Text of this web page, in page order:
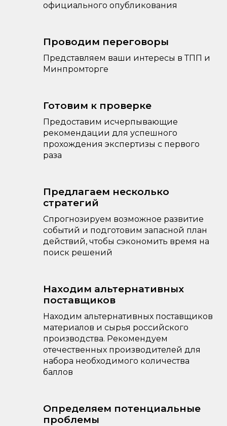
официального опубликования
Проводим переговоры
Представляем ваши интересы в ТПП и
Минпромторге
Готовим к проверке
Предоставим исчерпывающие
рекомендации для успешного
прохождения экспертизы с первого
раза
Предлагаем несколько
стратегий
Спрогнозируем возможное развитие
событий и подготовим запасной план
действий, чтобы сэкономить время на
поиск решений
Находим альтернативных
поставщиков
Находим альтернативных поставщиков
материалов и сырья российского
производства. Рекомендуем
отечественных производителей для
набора необходимого количества
баллов
Определяем потенциальные
проблемы